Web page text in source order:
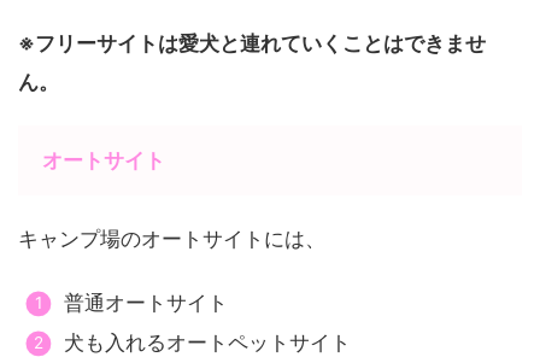
※フリーサイトは愛犬と連れていくことはできませ
ん。
オートサイト
キャンプ場のオートサイトには、
普通オートサイト
犬も入れるオートペットサイト